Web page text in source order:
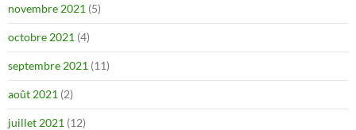
novembre 2021 (5)
octobre 2021 (4)
septembre 2021 (11)
août 2021 (2)
juillet 2021 (12)